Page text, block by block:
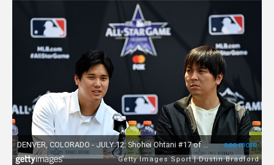
マイキー・マディソン
マシュー・マコノヒー マレフィセント
ミッション：インポッシブル
ミリー・ボビー・ブラウン メリル・ストリープ
モダン・ラブ～今日もNYの街角で～
モンゴル映画祭 レ・ミゼラブル